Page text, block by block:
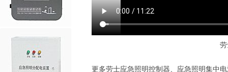
劳士100W应急照明控制
更多劳士应急照明控制器、应急照明集中